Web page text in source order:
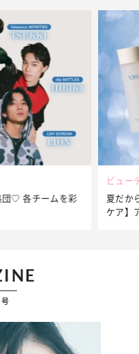
ないメイクをつくる【保湿
号